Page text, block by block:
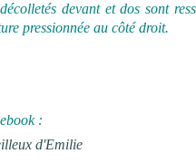
devant et dos sont
pressionnée au côté droit.
:
d'Emilie